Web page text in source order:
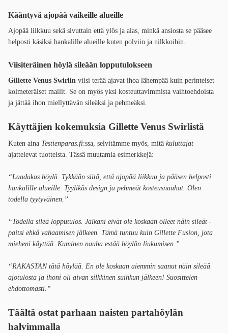
Kääntyvä ajopää vaikeille alueille
Ajopää liikkuu sekä sivuttain että ylös ja alas, minkä ansiosta se pääsee
helposti käsiksi hankalille alueille kuten polviin ja nilkkoihin.
Viisiteräinen höylä sileään lopputulokseen
Gillette Venus Swirlin viisi terää ajavat ihoa lähempää kuin perinteiset
kolmeteräiset mallit. Se on myös yksi kosteuttavimmista vaihtoehdoista
ja jättää ihon miellyttävän sileäksi ja pehmeäksi.
Käyttäjien kokemuksia Gillette Venus Swirlistä
Kuten aina Testienparas.fi:ssa, selvitämme myös, mitä kuluttajat
ajattelevat tuotteista. Tässä muutamia esimerkkejä:
“Laadukas höylä. Tykkään siitä, että ajopää liikkuu ja pääsen helposti
hankalille alueille. Tyylikäs design ja pehmeät kosteusnauhat. Olen
todella tyytyväinen.”
“Todella sileä lopputulos. Jalkani eivät ole koskaan olleet näin sileät -
paitsi ehkä vahaamisen jälkeen. Tämä tuntuu kuin Gillette Fusion, jota
mieheni käyttää. Kuminen nauha estää höylän liukumisen.”
“RAKASTAN tätä höylää. En ole koskaan aiemmin saanut näin sileää
ajotulosta ja ihoni oli aivan silkkinen suihkun jälkeen! Suosittelen
ehdottomasti.”
Täältä ostat parhaan naisten partahöylän
halvimmalla